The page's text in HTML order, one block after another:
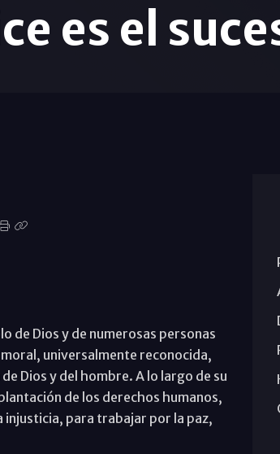
es el
de Dios y de numerosas personas
universalmente reconocida,
Dios y del hombre. A lo largo de su
de los derechos humanos,
injusticia, para trabajar por la paz,